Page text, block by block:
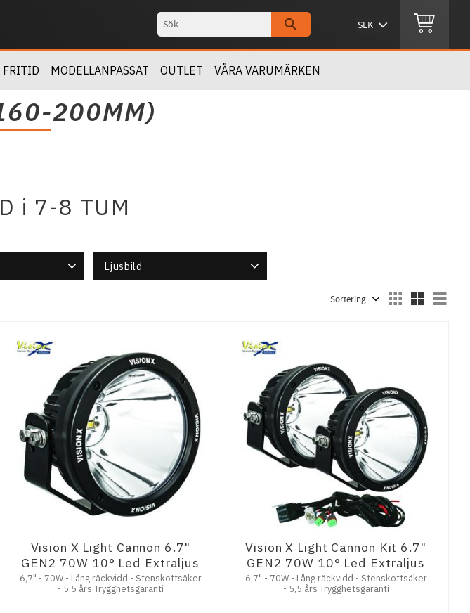
FRITID MODELLANPASSAT OUTLET VÅRA VARUMÄRKEN
200MM)
i 7-8 TUM
Ljusbild
Vision X Light Cannon 6.7"
GEN2 70W 10° Led Extraljus
6,7" - 70W - Lång räckvidd - Stenskottsäker
- 5,5 års Trygghetsgaranti
Vision X Light Cannon Kit 6.7"
GEN2 70W 10° Led Extraljus
6,7" - 70W - Lång räckvidd - Stenskottsäker
- 5,5 års Trygghetsgaranti